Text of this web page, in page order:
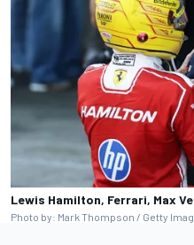
Lewis Hamilton, Ferrari, Max
Photo by: Mark Thompson / Getty